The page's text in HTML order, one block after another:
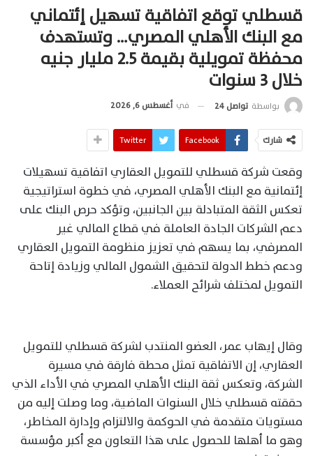
قسطلي توقع اتفاقية تسهيل إئتماني
مع البنك الأهلي المصري… وتستهدف
محفظة تمويلية بقيمة 2.5 مليار جنيه
خلال 3 سنوات
بواسطة تواصل 24 في أغسطس 6, 2026
شارك Facebook
Twitter
وقعت شركة قسطلي للتمويل العقاري اتفاقية تسهيلات
إئتمانية مع البنك الأهلي المصري، في خطوة استراتيجية
تعكس الثقة المتبادلة بين الجانبين، وتؤكد حرص البنك على
دعم الشركات الجادة العاملة في قطاع المالي غير
المصرفي، بما يسهم في تعزيز منظومة التمويل العقاري
ودعم خطط الدولة لتحقيق الشمول المالي وزيادة إتاحة
التمويل لمختلف شرائح العملاء.
وقال إيهاب عمر، العضو المنتدب لشركة قسطلي للتمويل
العقاري، إن الاتفاقية تمثل محطة فارقة في مسيرة
الشركة، وتعكس ثقة البنك الأهلي المصري في الأداء الذي
حققته قسطلي خلال السنوات الماضية، وما وصلت إليه من
مستويات متقدمة في الحوكمة والالتزام وإدارة المخاطر،
وهو ما أهلها للحصول على هذا التعاون مع أكبر مؤسسة